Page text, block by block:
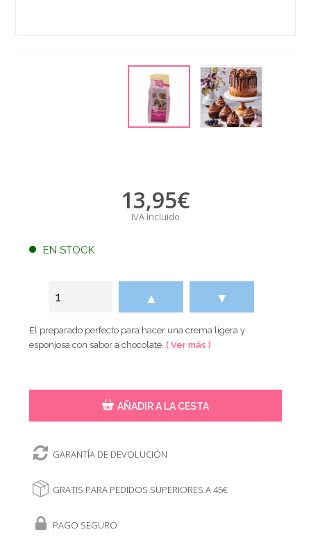
13,95€
IVA incluido
EN STOCK
▲ ▼
El preparado perfecto para hacer una crema ligera y
esponjosa con sabor a chocolate.( Ver más )
AÑADIR A LA CESTA
GARANTÍA DE DEVOLUCIÓN
GRATIS PARA PEDIDOS SUPERIORES A 45€
PAGO SEGURO